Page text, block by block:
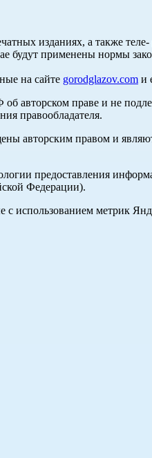
изданиях, а также
будут применены нормы
на сайте gorodglazov.com и
об авторском праве и не
правообладателя.
авторским правом и
предоставления
Федерации).
с использованием метрик